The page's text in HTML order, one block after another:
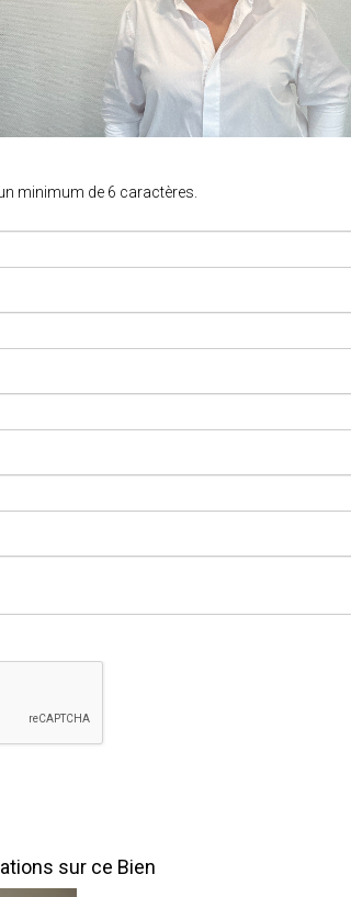
minimum de 6 caractères.
sur ce Bien